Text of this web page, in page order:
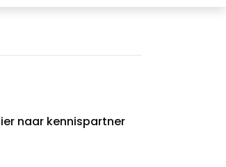
naar kennispartner